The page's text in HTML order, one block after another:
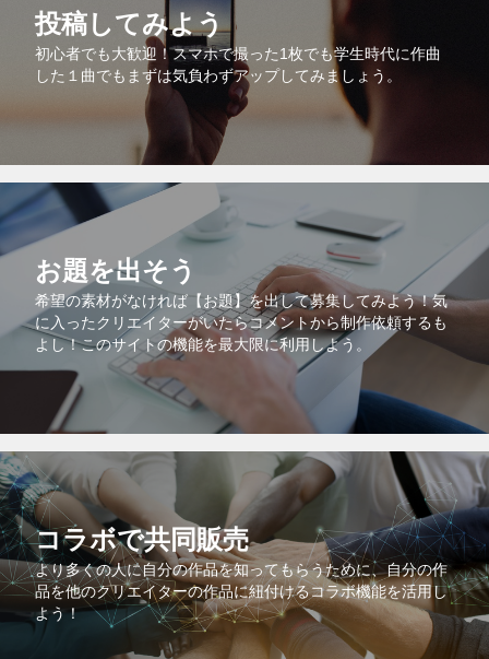
投稿してみよう
初心者でも大歓迎！スマホで撮った1枚でも学生時代に作曲
した１曲でもまずは気負わずアップしてみましょう。
お題を出そう
希望の素材がなければ【お題】を出して募集してみよう！気
に入ったクリエイターがいたらコメントから制作依頼するも
よし！このサイトの機能を最大限に利用しよう。
コラボで共同販売
より多くの人に自分の作品を知ってもらうために、自分の作
品を他のクリエイターの作品に紐付けるコラボ機能を活用し
よう！